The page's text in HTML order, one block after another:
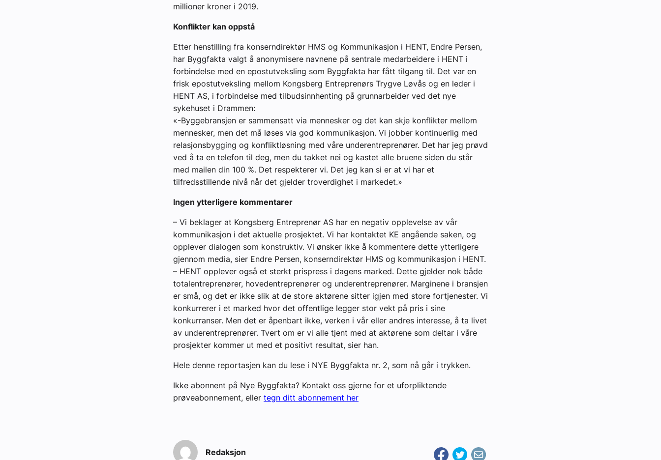
millioner kroner i 2019.
Konflikter kan oppstå
Etter henstilling fra konserndirektør HMS og Kommunikasjon i HENT, Endre Persen,
har Byggfakta valgt å anonymisere navnene på sentrale medarbeidere i HENT i
forbindelse med en epostutveksling som Byggfakta har fått tilgang til. Det var en
frisk epostutveksling mellom Kongsberg Entreprenørs Trygve Løvås og en leder i
HENT AS, i forbindelse med tilbudsinnhenting på grunnarbeider ved det nye
sykehuset i Drammen:
«-Byggebransjen er sammensatt via mennesker og det kan skje konflikter mellom
mennesker, men det må løses via god kommunikasjon. Vi jobber kontinuerlig med
relasjonsbygging og konfliktløsning med våre underentreprenører. Det har jeg prøvd
ved å ta en telefon til deg, men du takket nei og kastet alle bruene siden du står
med mailen din 100 %. Det respekterer vi. Det jeg kan si er at vi har et
tilfredsstillende nivå når det gjelder troverdighet i markedet.»
Ingen ytterligere kommentarer
– Vi beklager at Kongsberg Entreprenør AS har en negativ opplevelse av vår
kommunikasjon i det aktuelle prosjektet. Vi har kontaktet KE angående saken, og
opplever dialogen som konstruktiv. Vi ønsker ikke å kommentere dette ytterligere
gjennom media, sier Endre Persen, konserndirektør HMS og kommunikasjon i HENT.
– HENT opplever også et sterkt prispress i dagens marked. Dette gjelder nok både
totalentreprenører, hovedentreprenører og underentreprenører. Marginene i bransjen
er små, og det er ikke slik at de store aktørene sitter igjen med store fortjenester. Vi
konkurrerer i et marked hvor det offentlige legger stor vekt på pris i sine
konkurranser. Men det er åpenbart ikke, verken i vår eller andres interesse, å ta livet
av underentreprenører. Tvert om er vi alle tjent med at aktørene som deltar i våre
prosjekter kommer ut med et positivt resultat, sier han.
Hele denne reportasjen kan du lese i NYE Byggfakta nr. 2, som nå går i trykken.
Ikke abonnent på Nye Byggfakta? Kontakt oss gjerne for et uforpliktende
prøveabonnement, eller tegn ditt abonnement her
Redaksjon